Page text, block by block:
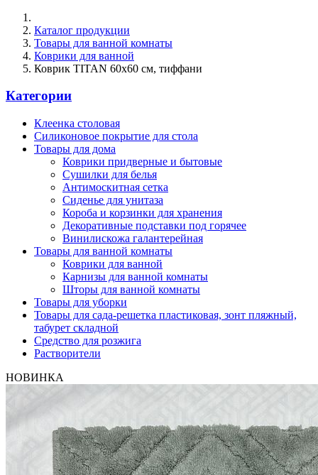
Каталог продукции
Товары для ванной комнаты
Коврики для ванной
Коврик TITAN 60х60 см, тиффани
Категории
Клеенка столовая
Силиконовое покрытие для стола
Товары для дома
Коврики придверные и бытовые
Сушилки для белья
Антимоскитная сетка
Сиденье для унитаза
Короба и корзинки для хранения
Декоративные подставки под горячее
Винилискожа галантерейная
Товары для ванной комнаты
Коврики для ванной
Карнизы для ванной комнаты
Шторы для ванной комнаты
Товары для уборки
Товары для сада-решетка пластиковая, зонт пляжный,
табурет складной
Средство для розжига
Растворители
НОВИНКА